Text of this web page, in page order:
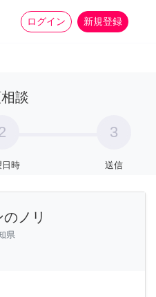
ログイン 新規登録
家事 more_horiz
談
日時
3
送信
ノリ
県